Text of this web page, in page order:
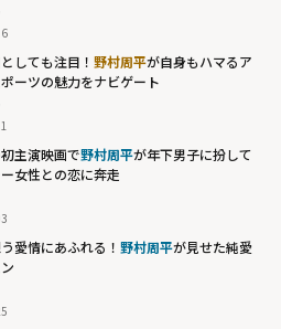
しても注目！ 野村周平が自身もハマるア
ーツの魅力をナビゲート
主演映画で野村周平が年下男子に扮して
女性との恋に奔走
愛情にあふれる！ 野村周平が見せた純愛